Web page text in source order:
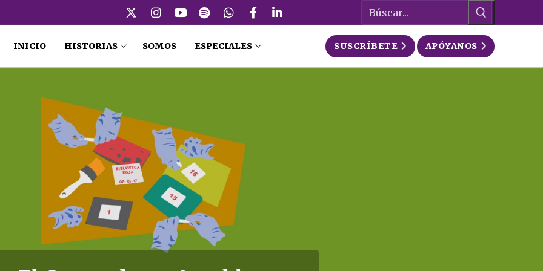
INICIO HISTORIAS SOMOS ESPECIALES SUSCRÍBETE APÓYANOS